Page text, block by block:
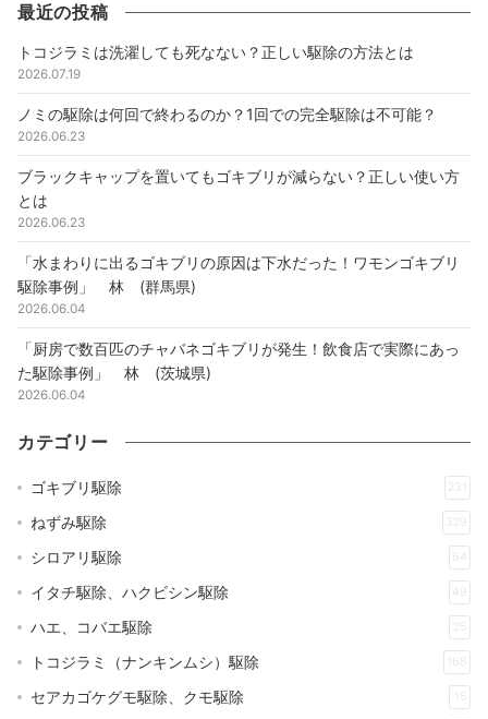
最近の投稿
トコジラミは洗濯しても死なない？正しい駆除の方法とは
2026.07.19
ノミの駆除は何回で終わるのか？1回での完全駆除は不可能？
2026.06.23
ブラックキャップを置いてもゴキブリが減らない？正しい使い方
とは
2026.06.23
「水まわりに出るゴキブリの原因は下水だった！ワモンゴキブリ
駆除事例」 林 (群馬県)
2026.06.04
「厨房で数百匹のチャバネゴキブリが発生！飲食店で実際にあっ
た駆除事例」 林 (茨城県)
2026.06.04
カテゴリー
ゴキブリ駆除 231
ねずみ駆除 329
シロアリ駆除 64
イタチ駆除、ハクビシン駆除 49
ハエ、コバエ駆除 25
トコジラミ（ナンキンムシ）駆除 168
セアカゴケグモ駆除、クモ駆除 15